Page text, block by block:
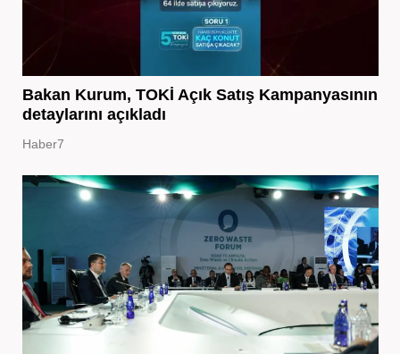
Bakan Kurum, TOKİ Açık Satış Kampanyasının
detaylarını açıkladı
Haber7